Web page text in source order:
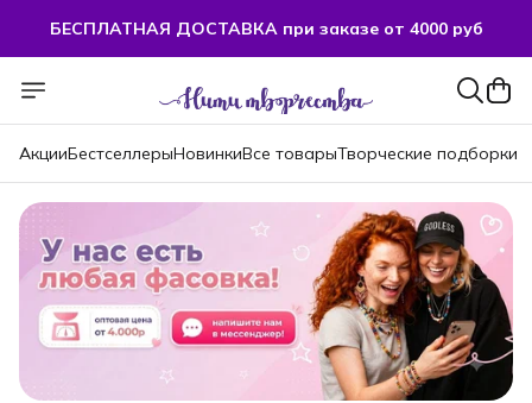
БЕСПЛАТНАЯ ДОСТАВКА при заказе от 4000 руб
АкцииБестселлерыНовинкиВсе товарыТворческие подборки